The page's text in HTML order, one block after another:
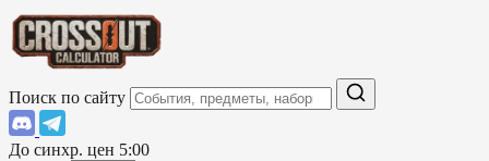
Поиск по сайту
До синхр. цен 5:00